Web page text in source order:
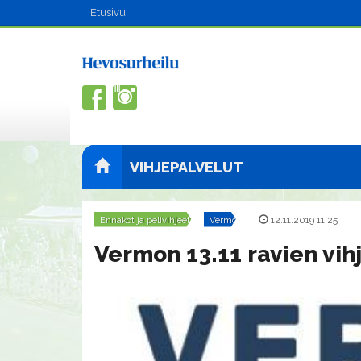
Etusivu
VIHJEPALVELUT
Ennakot ja pelivihjeet Vermo 12.11.2019 11:25
Vermon 13.11 ravien